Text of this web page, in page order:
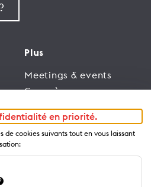
Plus
Meetings & events
Congrès
Trade
Espace Médias
Annonceurs
Brochures et guides
en priorité.
de cookies suivants tout en vous laissant